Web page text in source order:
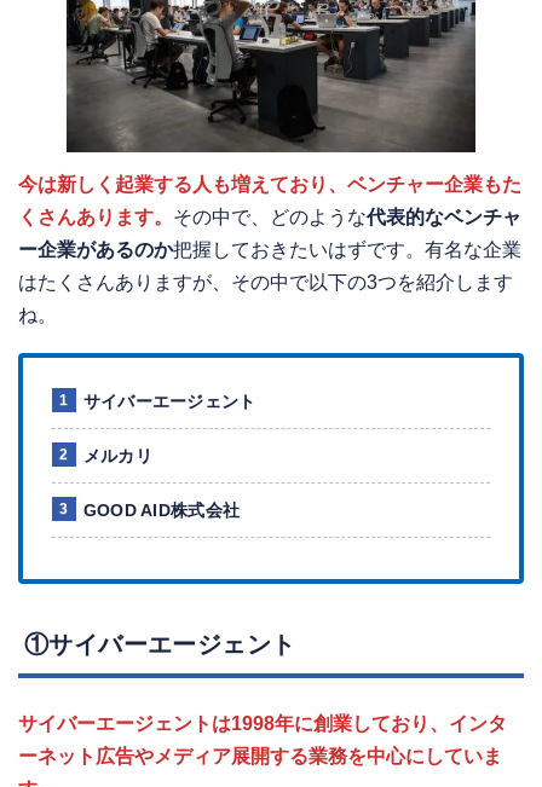
今は新しく起業する人も増えており、ベンチャー企業もた
くさんあります。 その中で、どのような代表的なベンチャ
ー企業があるのか把握しておきたいはずです。有名な企業
はたくさんありますが、その中で以下の3つを紹介します
ね。
サイバーエージェント
メルカリ
GOOD AID株式会社
①サイバーエージェント
サイバーエージェントは1998年に創業しており、インタ
ーネット広告やメディア展開する業務を中心にしていま